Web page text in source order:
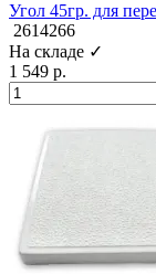
Угол 45гр. для
2614266
На складе ✓
1 549 р.